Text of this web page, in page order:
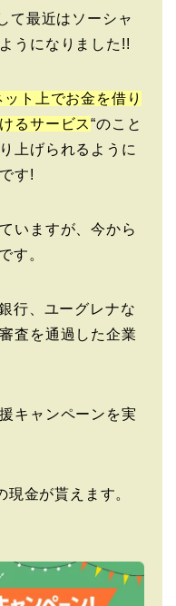
て最近はソーシャ
うになりました!!
ット上でお金を借り
るサービス“のこと
上げられるように
す!
いますが、今から
す。
行、ユーグレナな
査を通過した企業
キャンペーンを実
金が貰えます。